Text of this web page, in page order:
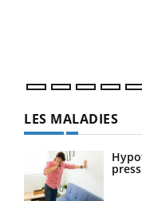
LES MALADIES